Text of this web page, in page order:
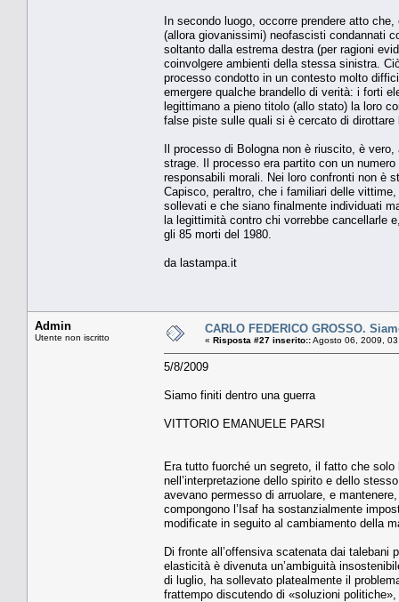
In secondo luogo, occorre prendere atto
(allora giovanissimi) neofascisti condannati
soltanto dalla estrema destra (per ragioni
coinvolgere ambienti della stessa sinistra.
processo condotto in un contesto molto
emergere qualche brandello di verità: i forti
legittimano a pieno titolo (allo stato) la loro
false piste sulle quali si è cercato di dirottare
Il processo di Bologna non è riuscito, è
strage. Il processo era partito con un
responsabili morali. Nei loro confronti non è
Capisco, peraltro, che i familiari delle
sollevati e che siano finalmente individuati
la legittimità contro chi vorrebbe cancellarle
gli 85 morti del 1980.
da lastampa.it
Admin
Utente non iscritto
CARLO FEDERICO GROSSO.
« Risposta #27 inserito::Agosto 06, 2009,
5/8/2009
Siamo finiti dentro una guerra
VITTORIO EMANUELE PARSI
Era tutto fuorché un segreto, il fatto che
nell’interpretazione dello spirito e dello
avevano permesso di arruolare, e
compongono l’Isaf ha sostanzialmente
modificate in seguito al cambiamento della
Di fronte all’offensiva scatenata dai talebani
elasticità è divenuta un’ambiguità
di luglio, ha sollevato platealmente il
frattempo discutendo di «soluzioni